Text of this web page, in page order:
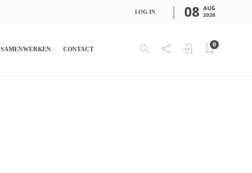
LOG IN 08 AUG
2026
SAMENWERKEN CONTACT
0